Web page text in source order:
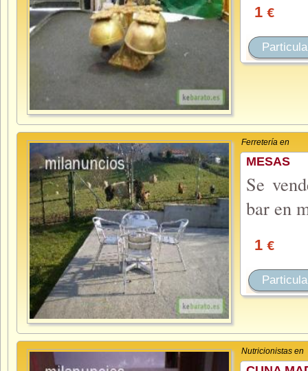
1 €
Ferretería en
MESAS
Se
bar en
1 €
Nutricionistas en